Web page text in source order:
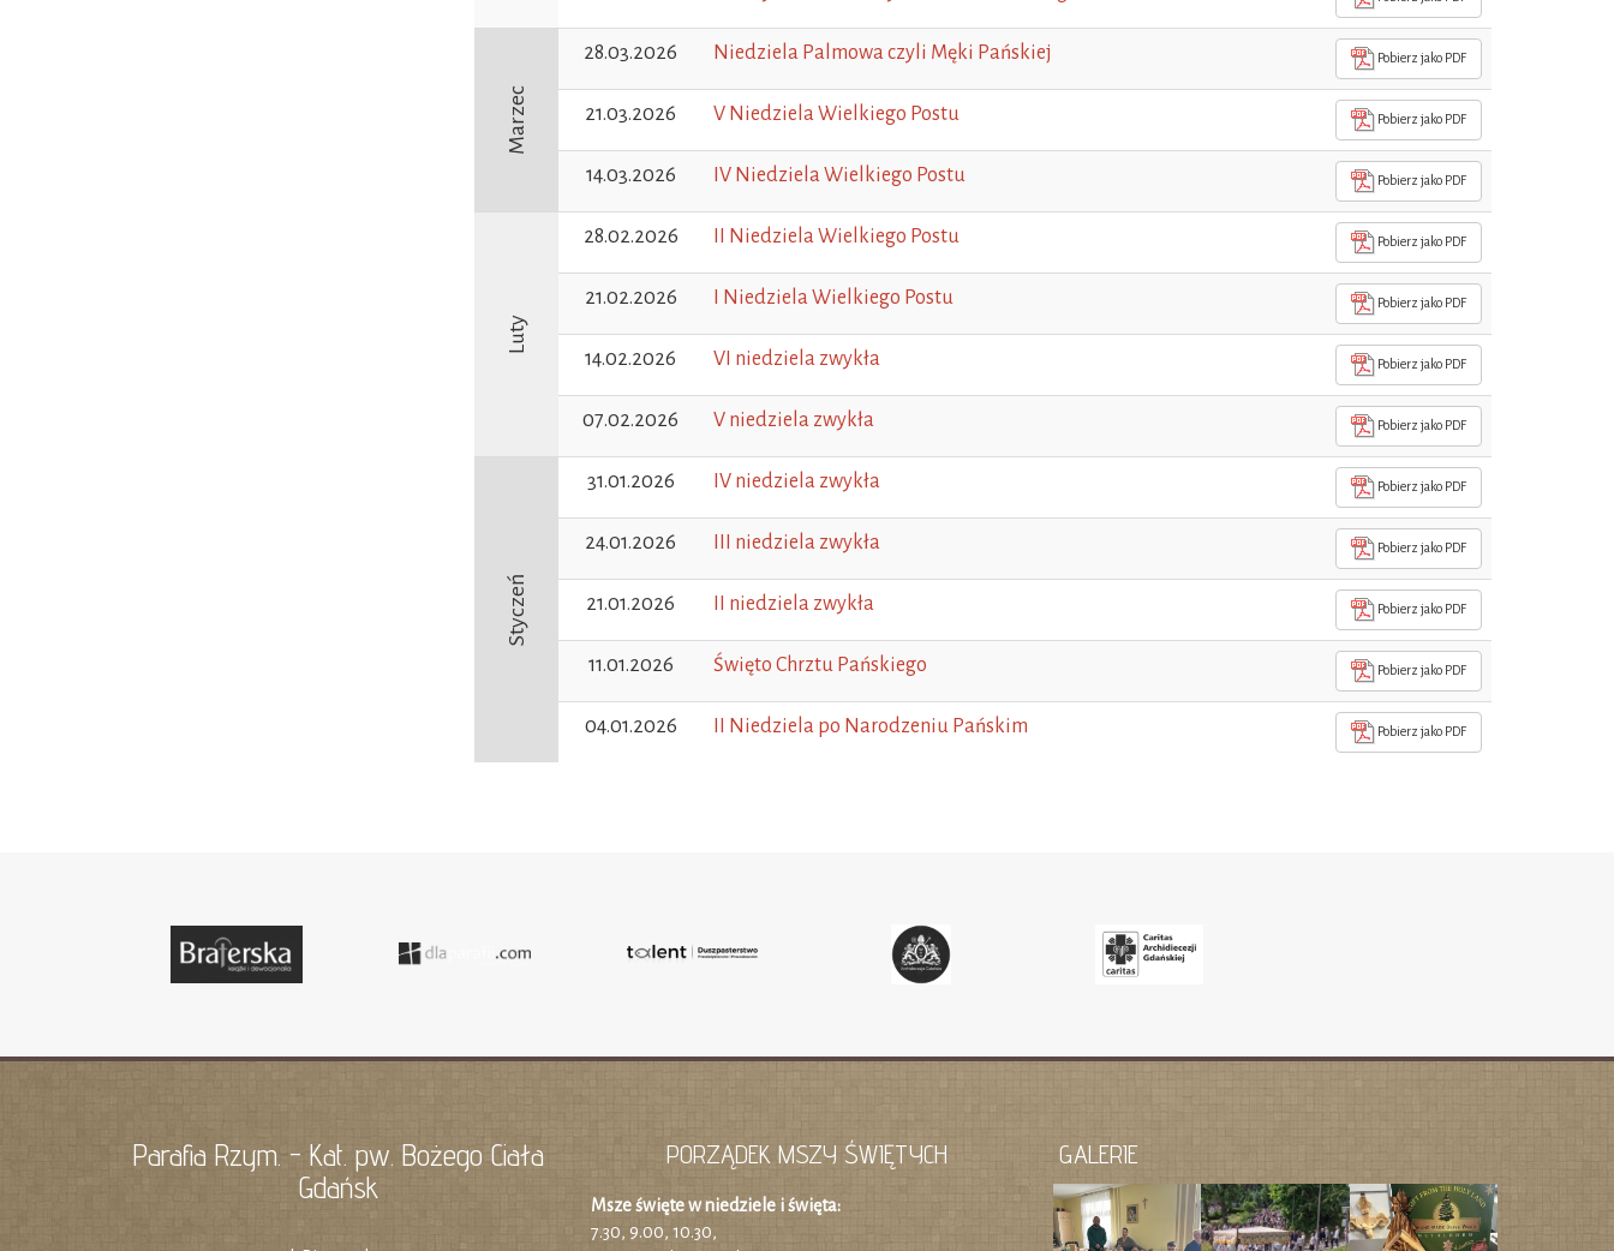
Marzec
28.03.2026 Niedziela Palmowa czyli Męki Pańskiej Pobierz jako PDF
21.03.2026 V Niedziela Wielkiego Postu Pobierz jako PDF
14.03.2026 IV Niedziela Wielkiego Postu Pobierz jako PDF
Luty
28.02.2026 II Niedziela Wielkiego Postu Pobierz jako PDF
21.02.2026 I Niedziela Wielkiego Postu Pobierz jako PDF
14.02.2026 VI niedziela zwykła Pobierz jako PDF
07.02.2026 V niedziela zwykła Pobierz jako PDF
Styczeń
31.01.2026 IV niedziela zwykła Pobierz jako PDF
24.01.2026 III niedziela zwykła Pobierz jako PDF
21.01.2026 II niedziela zwykła Pobierz jako PDF
11.01.2026 Święto Chrztu Pańskiego Pobierz jako PDF
04.01.2026 II Niedziela po Narodzeniu Pańskim Pobierz jako PDF
Parafia Rzym. - Kat. pw. Bożego Ciała
Gdańsk
PORZĄDEK MSZY ŚWIĘTYCH
Msze święte w niedziele i święta:
7.30, 9.00, 10.30,
GALERIE